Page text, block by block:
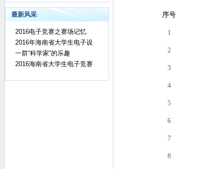
最新风采
2016电子竞赛之赛场记忆
2016年海南省大学生电子设
一群“科学家”的乐趣
2016海南省大学生电子竞赛
序号
1
2
3
4
5
6
7
8